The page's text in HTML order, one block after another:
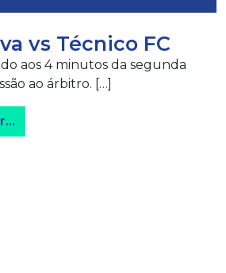
vs Técnico FC
aos 4 minutos da segunda
ao árbitro. […]